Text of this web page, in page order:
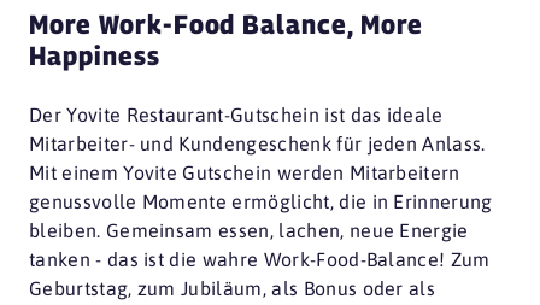
More Work-Food Balance, More
Happiness
Der Yovite Restaurant-Gutschein ist das ideale
Mitarbeiter- und Kundengeschenk für jeden Anlass.
Mit einem Yovite Gutschein werden Mitarbeitern
genussvolle Momente ermöglicht, die in Erinnerung
bleiben. Gemeinsam essen, lachen, neue Energie
tanken - das ist die wahre Work-Food-Balance! Zum
Geburtstag, zum Jubiläum, als Bonus oder als